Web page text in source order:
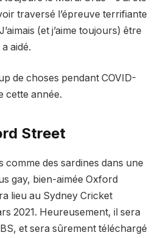
traversé l’épreuve terrifiante
(et j’aime toujours) être
aidé.
de choses pendant COVID-
cette année.
Street
comme des sardines dans une
gay, bien-aimée Oxford
lieu au Sydney Cricket
2021. Heureusement, il sera
et sera sûrement téléchargé